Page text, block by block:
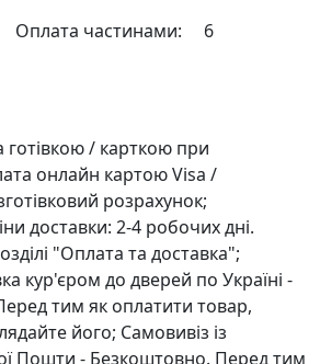
Оплата частинами: 6
готівкою / карткою при
онлайн картою Visa /
розрахунок;
доставки: 2-4 робочих дні.
"Оплата та доставка";
кур'єром до дверей по Україні -
тим як оплатити товар,
його; Самовивіз із
Пошти - Безкоштовно. Перед тим